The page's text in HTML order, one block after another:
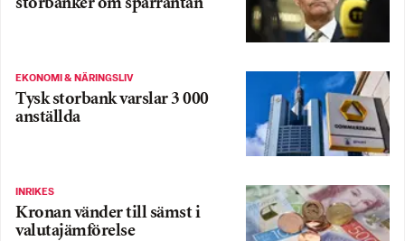
storbanker om sparräntan
EKONOMI & NÄRINGSLIV
Tysk storbank varslar 3 000
anställda
INRIKES
Kronan vänder till sämst i
valutajämförelse